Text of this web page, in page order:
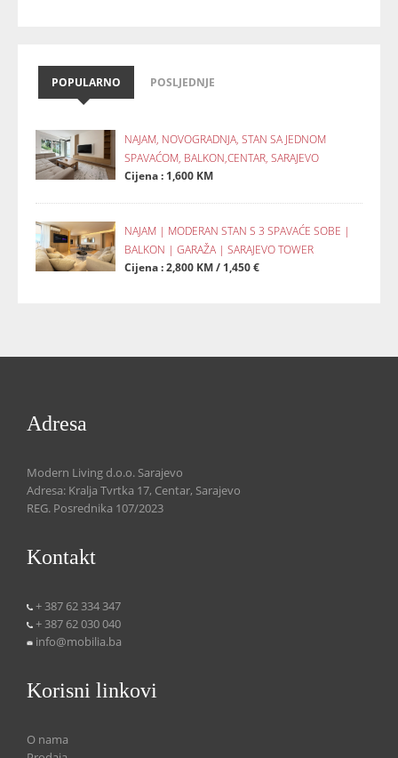
POPULARNO POSLJEDNJE
NAJAM, NOVOGRADNJA, STAN SA JEDNOM
SPAVAĆOM, BALKON,CENTAR, SARAJEVO
Cijena : 1,600 KM
NAJAM | MODERAN STAN S 3 SPAVAĆE SOBE |
BALKON | GARAŽA | SARAJEVO TOWER
Cijena : 2,800 KM / 1,450 €
Adresa
Modern Living d.o.o. Sarajevo
Adresa: Kralja Tvrtka 17, Centar, Sarajevo
REG. Posrednika 107/2023
Kontakt
+ 387 62 334 347
+ 387 62 030 040
info@mobilia.ba
Korisni linkovi
O nama